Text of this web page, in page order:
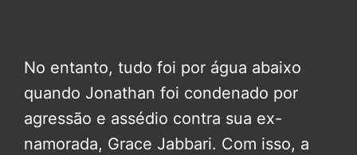
No entanto, tudo foi por água abaixo
quando Jonathan foi condenado por
agressão e assédio contra sua ex-
namorada, Grace Jabbari. Com isso, a